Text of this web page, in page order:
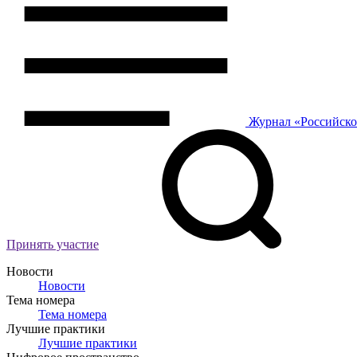
Журнал
Принять участие
Новости
Новости
Тема номера
Тема номера
Лучшие практики
Лучшие практики